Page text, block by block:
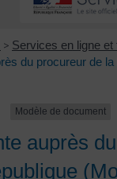
> Services en ligne et
du procureur de
Modèle de document
auprès